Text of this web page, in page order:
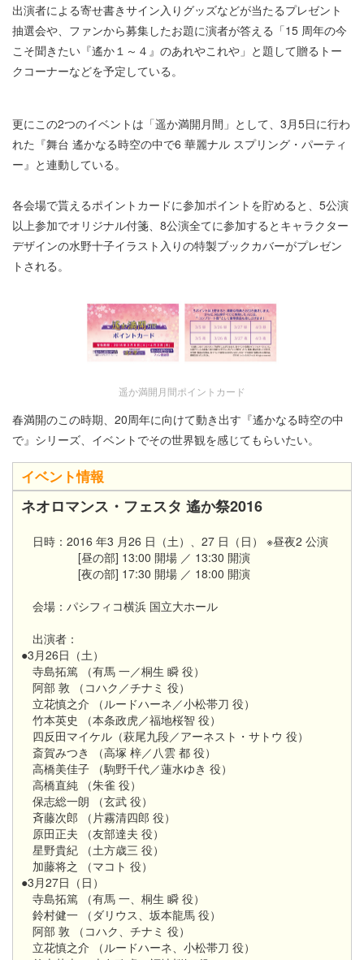
出演者による寄せ書きサイン入りグッズなどが当たるプレゼント
抽選会や、ファンから募集したお題に演者が答える「15 周年の今
こそ聞きたい『遙か１～４』のあれやこれや」と題して贈るトー
クコーナーなどを予定している。
更にこの2つのイベントは「遥か満開月間」として、3月5日に行わ
れた『舞台 遙かなる時空の中で6 華麗ナル スプリング・パーティ
ー』と連動している。
各会場で貰えるポイントカードに参加ポイントを貯めると、5公演
以上参加でオリジナル付箋、8公演全てに参加するとキャラクター
デザインの水野十子イラスト入りの特製ブックカバーがプレゼン
トされる。
遥か満開月間ポイントカード
春満開のこの時期、20周年に向けて動き出す『遙かなる時空の中
で』シリーズ、イベントでその世界観を感じてもらいたい。
イベント情報
ネオロマンス・フェスタ 遙か祭2016
日時：2016 年3 月26 日（土）、27 日（日） ※昼夜2 公演
[昼の部] 13:00 開場 ／ 13:30 開演
[夜の部] 17:30 開場 ／ 18:00 開演
会場：パシフィコ横浜 国立大ホール
出演者：
●3月26日（土）
寺島拓篤 （有馬 一／桐生 瞬 役）
阿部 敦 （コハク／チナミ 役）
立花慎之介 （ルードハーネ／小松帯刀 役）
竹本英史 （本条政虎／福地桜智 役）
四反田マイケル（萩尾九段／アーネスト・サトウ 役）
斎賀みつき （高塚 梓／八雲 都 役）
高橋美佳子 （駒野千代／蓮水ゆき 役）
高橋直純 （朱雀 役）
保志総一朗 （玄武 役）
斉藤次郎 （片霧清四郎 役）
原田正夫 （友部達夫 役）
星野貴紀 （土方歳三 役）
加藤将之 （マコト 役）
●3月27日（日）
寺島拓篤 （有馬 一、桐生 瞬 役）
鈴村健一 （ダリウス、坂本龍馬 役）
阿部 敦 （コハク、チナミ 役）
立花慎之介 （ルードハーネ、小松帯刀 役）